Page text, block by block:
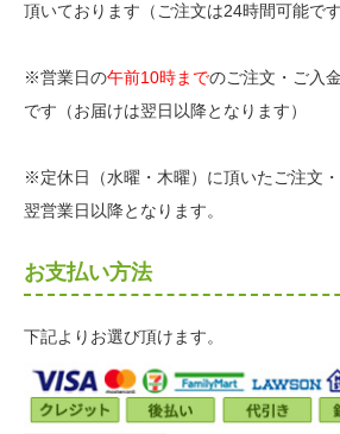
頂いております（ご注文は24時間可能です
※営業日の午前10時までのご注文・ご入
です（お届けは翌日以降となります）
※定休日（水曜・木曜）に頂いたご注文
翌営業日以降となります。
お支払い方法
下記よりお選び頂けます。